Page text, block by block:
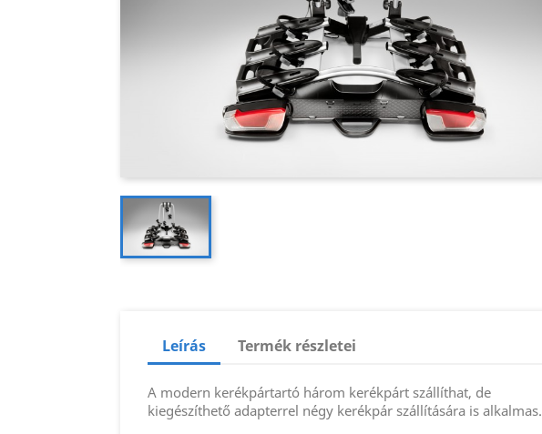
Leírás Termék részletei
A modern kerékpártartó három kerékpárt szállíthat, de
kiegészíthető adapterrel négy kerékpár szállítására is alkalmas.